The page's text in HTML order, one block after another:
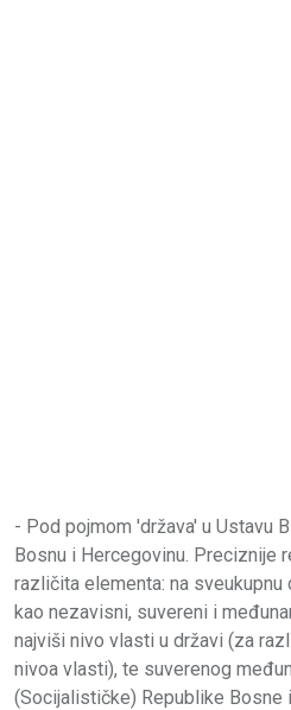
- Pod pojmom 'država' u Ustavu
Bosnu i Hercegovinu. Preciznije
različita elementa: na
kao nezavisni, suvereni i
najviši nivo vlasti u državi (za
nivoa vlasti), te suverenog
(Socijalističke) Republike Bosne